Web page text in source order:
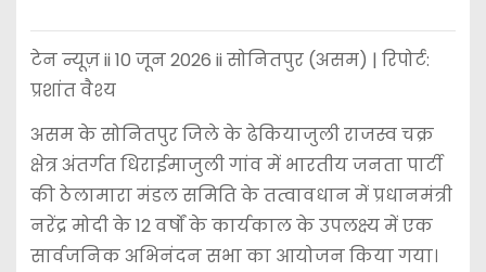
टेन न्यूज़ ii 10 जून 2026 ii सोनितपुर (असम) | रिपोर्ट:
प्रशांत वैश्य
असम के सोनितपुर जिले के ढेकियाजुली राजस्व चक्र
क्षेत्र अंतर्गत धिराईमाजुली गांव में भारतीय जनता पार्टी
की ठेलामारा मंडल समिति के तत्वावधान में प्रधानमंत्री
नरेंद्र मोदी के 12 वर्षों के कार्यकाल के उपलक्ष्य में एक
सार्वजनिक अभिनंदन सभा का आयोजन किया गया।